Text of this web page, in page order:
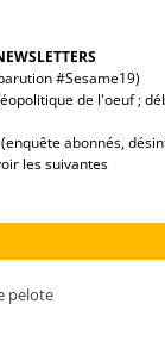
#Sesame19)
de l'oeuf ;
abonnés,
les suivantes
pelote